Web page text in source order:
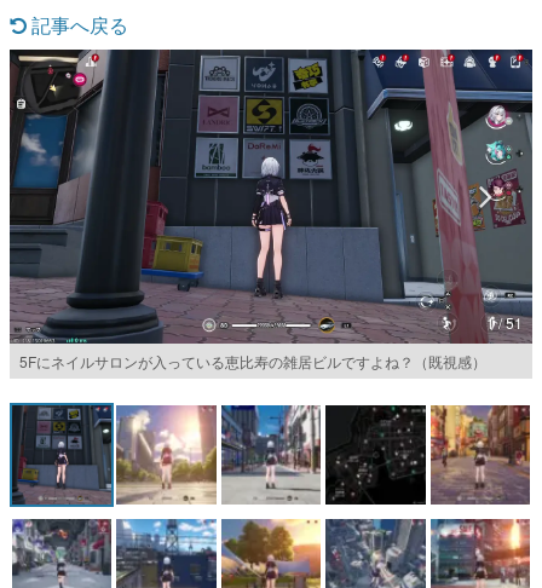
なんでゲームは面白い？
ゲーム開発者・hamatsu氏がゲームの魅力を画面や操作の
具体的な形から解き明かしていく、硬派で骨太な評論連載
です。
ゲームが変えた日本語
「経験値」「裏技」「ラスボス」… ゲームにまつわる言葉
の起源や用法の変遷を、コンピューター文化史研究家・タ
イニーP氏が徹底調査。
カテゴリ
特集記事
マンガ
女性向け
アプリレビュー
その他
記事へ戻る
1 / 51
5Fにネイルサロンが入っている恵比寿の雑居ビルですよね？（既視感）